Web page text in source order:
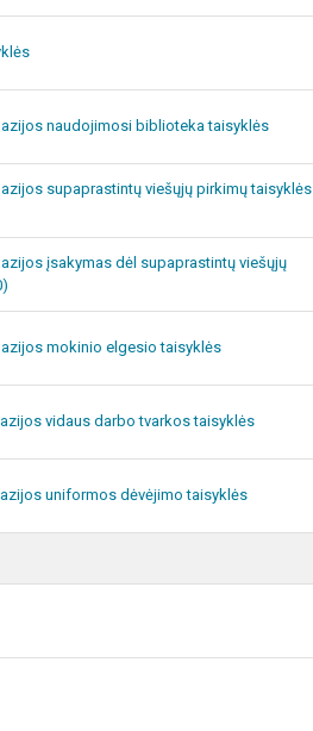
naudojimosi biblioteka taisyklės
supaprastintų viešųjų pirkimų taisyklės
įsakymas dėl supaprastintų viešųjų
mokinio elgesio taisyklės
vidaus darbo tvarkos taisyklės
uniformos dėvėjimo taisyklės